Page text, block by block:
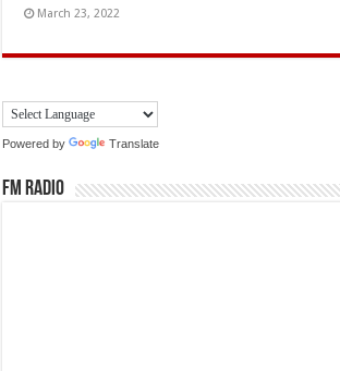
March 23, 2022
Powered by Translate
FM Radio